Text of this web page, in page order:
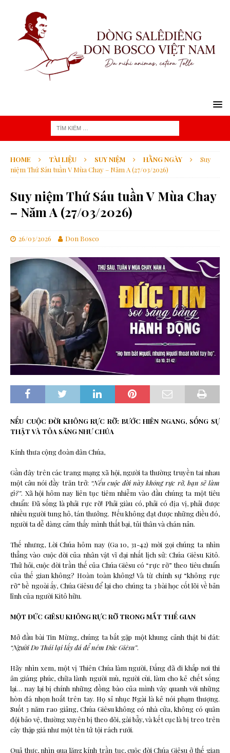
HOME TÀI LIỆU SUY NIỆM HẰNG NGÀY
Suy
niệm Thứ Sáu tuần V Mùa Chay – Năm A (27/03/2026)
Suy niệm Thứ Sáu tuần V Mùa Chay
– Năm A (27/03/2026)
26/03/2026 Don Bosco
NẾU CUỘC ĐỜI KHÔNG RỰC RỠ: BƯỚC HIÊN NGANG, SỐNG SỰ
THẬT VÀ TỎA SÁNG NHƯCHÚA
Kính thưa cộng đoàn dân Chúa,
Gần đây trên các trang mạng xã hội, người ta thường truyền tai nhau
một câu nói đầy trăn trở: “Nếu cuộc đời này không rực rỡ, bạn sẽ làm
gì?”. Xã hội hôm nay liên tục tiêm nhiễm vào đầu chúng ta một tiêu
chuẩn: Đã sống là phải rực rỡ! Phải giàu có, phải có địa vị, phải được
nhiều người tung hô, tán thưởng. Nếu không đạt được những điều đó,
người ta dễ dàng cảm thấy mình thất bại, tủi thân và chán nản.
Thế nhưng, Lời Chúa hôm nay (Ga 10, 31-42) mời gọi chúng ta nhìn
thẳng vào cuộc đời của nhân vật vĩ đại nhất lịch sử: Chúa Giêsu Kitô.
Thử hỏi, cuộc đời trần thế của Chúa Giêsu có “rực rỡ” theo tiêu chuẩn
của thế gian không? Hoàn toàn không! Và từ chính sự “không rực
rỡ” bề ngoài ấy, Chúa Giêsu để lại cho chúng ta 3 bài học cốt lõi về bản
lĩnh của người Kitô hữu.
MỘT ĐỨC GIÊSU KHÔNG RỰC RỠ TRONG MẮT THẾ GIAN
Mở đầu bài Tin Mừng, chúng ta bắt gặp một khung cảnh thật bi đát:
“Người Do Thái lại lấy đá để ném Đức Giêsu”.
Hãy nhìn xem, một vị Thiên Chúa làm người, Đấng đã đi khắp nơi thi
ân giáng phúc, chữa lành người mù, người cùi, làm cho kẻ chết sống
lại… nay lại bị chính những đồng bào của mình vây quanh với những
hòn đá nhọn hoắt trên tay. Họ sỉ nhục Ngài là kẻ nói phạm thượng.
Suốt 3 năm rao giảng, Chúa Giêsu không có nhà cửa, không có quân
đội bảo vệ, thường xuyên bị theo dõi, gài bẫy, và kết cục là bị treo trên
cây thập giá như một tên tử tội rách rưới.
Quả thực, nhìn qua lăng kính trần tục, cuộc đời Chúa Giêsu ở thế gian